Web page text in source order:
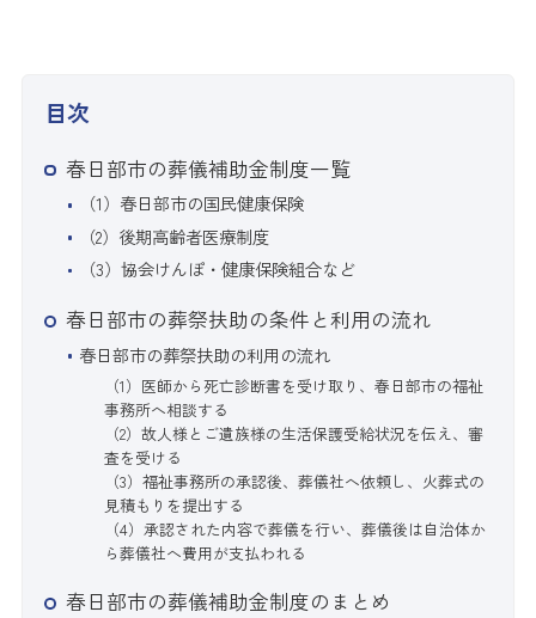
目次
春日部市の葬儀補助金制度一覧
（1）春日部市の国民健康保険
（2）後期高齢者医療制度
（3）協会けんぽ・健康保険組合など
春日部市の葬祭扶助の条件と利用の流れ
春日部市の葬祭扶助の利用の流れ
（1）医師から死亡診断書を受け取り、春日部市の福祉
事務所へ相談する
（2）故人様とご遺族様の生活保護受給状況を伝え、審
査を受ける
（3）福祉事務所の承認後、葬儀社へ依頼し、火葬式の
見積もりを提出する
（4）承認された内容で葬儀を行い、葬儀後は自治体か
ら葬儀社へ費用が支払われる
春日部市の葬儀補助金制度のまとめ